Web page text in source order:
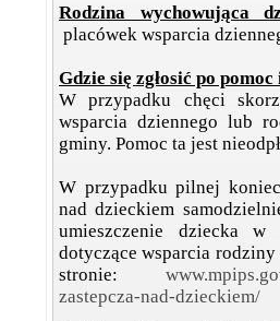
Rodzina wychowująca
placówek wsparcia
Gdzie się zgłosić po
W przypadku chęci
wsparcia dziennego lub
gminy. Pomoc ta jest
W przypadku pilnej
nad dzieckiem
umieszczenie dziecka w
dotyczące wsparcia
stronie:
zastepcza-nad-dzieckiem/